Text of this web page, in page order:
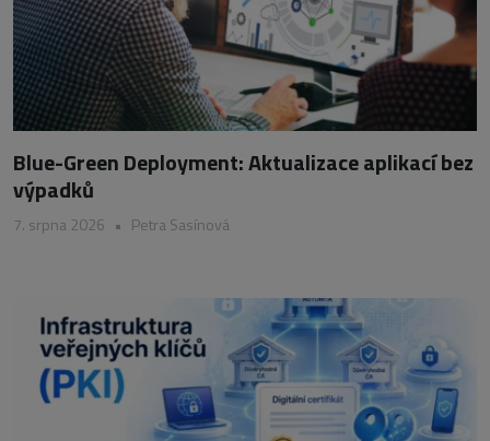
Blue-Green Deployment: Aktualizace aplikací bez
výpadků
7. srpna 2026 • Petra Sasínová